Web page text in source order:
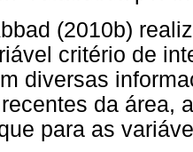
(2010b)
critério de
diversas
da área,
para as